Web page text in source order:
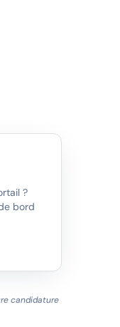
?
bord
candidature